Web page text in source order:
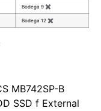
Bodega 9 ✖
Bodega 12 ✖
MB742SP-B
SSD f External